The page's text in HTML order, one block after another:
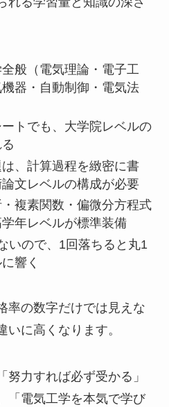
般（電気理論・電子工
器・自動制御・電気法
トでも、大学院レベルの
、計算過程を緻密に書
文レベルの構成が必要
複素関数・偏微分方程式
年レベルが標準装備
いので、1回落ちると丸1
響く
率の数字だけでは見えな
に高くなります。
力すれば必ず受かる」
「電気工学を本気で学び